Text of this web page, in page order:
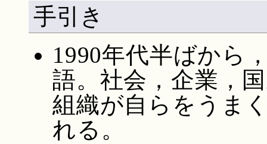
手引き
1990年代半ばから
語。社会，企業，
組織が自らをうま
れる。